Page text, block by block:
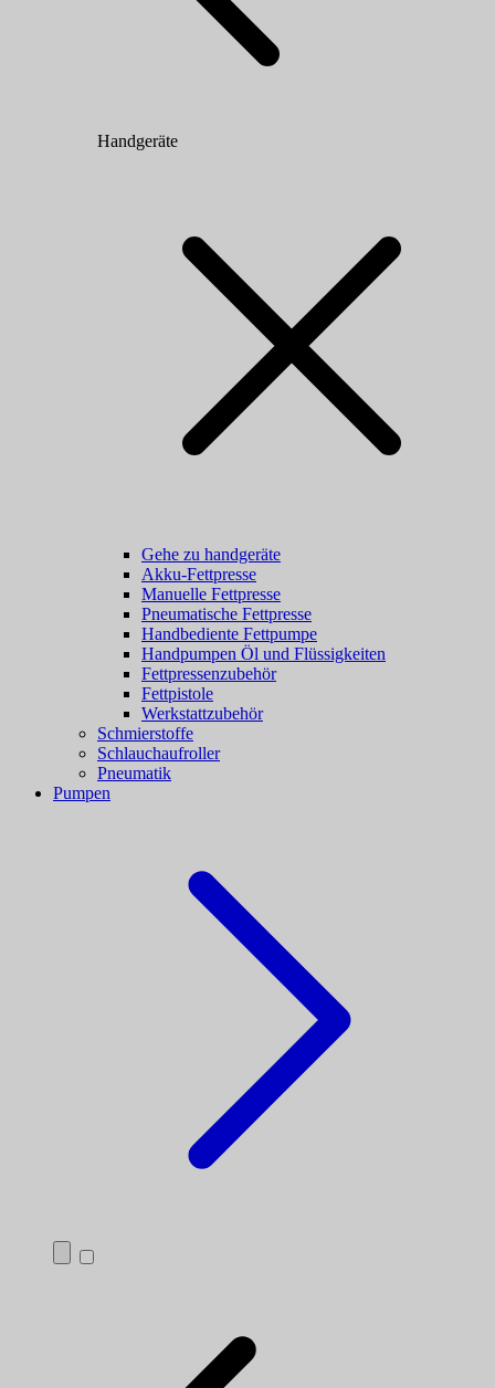
Handgeräte
Gehe zu handgeräte
Akku-Fettpresse
Manuelle Fettpresse
Pneumatische Fettpresse
Handbediente Fettpumpe
Handpumpen Öl und Flüssigkeiten
Fettpressenzubehör
Fettpistole
Werkstattzubehör
Schmierstoffe
Schlauchaufroller
Pneumatik
Pumpen